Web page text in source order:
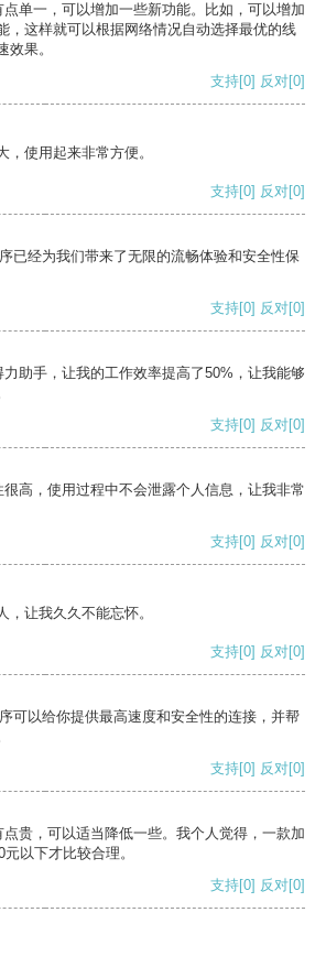
单一，可以增加一些新功能。比如，可以增加
，这样就可以根据网络情况自动选择最优的线
效果。
支持[0] 反对[0]
使用起来非常方便。
支持[0] 反对[0]
已经为我们带来了无限的流畅体验和安全性保
支持[0] 反对[0]
助手，让我的工作效率提高了50%，让我能够
支持[0] 反对[0]
高，使用过程中不会泄露个人信息，让我非常
支持[0] 反对[0]
让我久久不能忘怀。
支持[0] 反对[0]
可以给你提供最高速度和安全性的连接，并帮
支持[0] 反对[0]
贵，可以适当降低一些。我个人觉得，一款加
以下才比较合理。
支持[0] 反对[0]